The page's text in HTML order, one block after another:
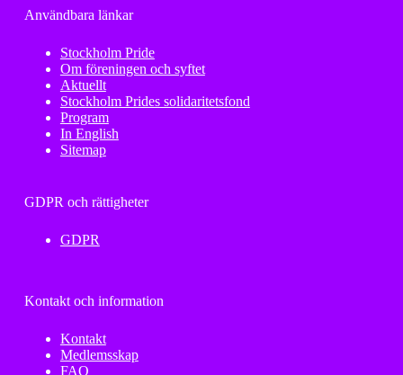
Användbara länkar
Stockholm Pride
Om föreningen och syftet
Aktuellt
Stockholm Prides solidaritetsfond
Program
In English
Sitemap
GDPR och rättigheter
GDPR
Kontakt och information
Kontakt
Medlemsskap
FAQ